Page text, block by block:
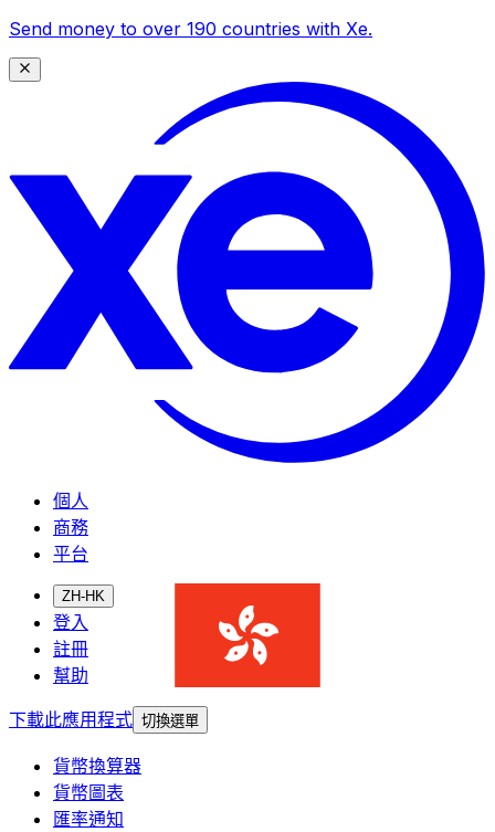
Send money to over 190 countries with Xe.
個人
商務
平台
ZH-HK
登入
註冊
幫助
下載此應用程式 切換選單
貨幣換算器
貨幣圖表
匯率通知